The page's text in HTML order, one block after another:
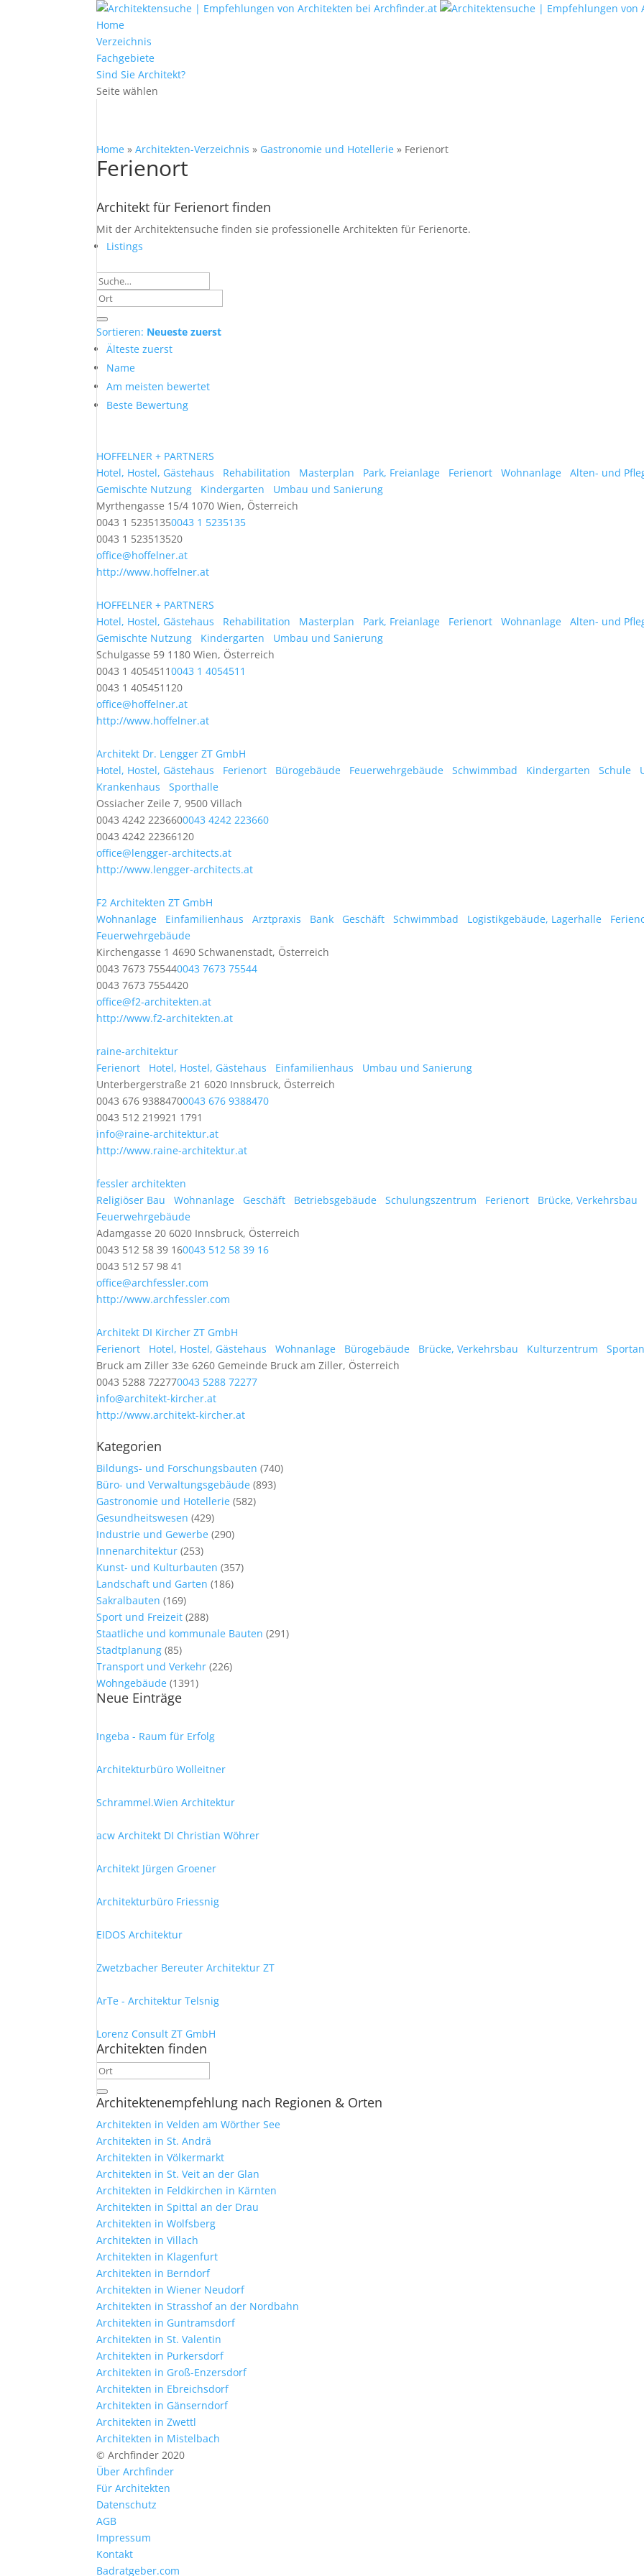
Home
Verzeichnis
Fachgebiete
Sind Sie Architekt?
Seite wählen
Home »Architekten-Verzeichnis » Gastronomie und Hotellerie » Ferienort
Ferienort
Architekt für Ferienort finden
Mit der Architektensuche finden sie professionelle Architekten für Ferienorte.
Listings
Sortieren: Neueste zuerst
Älteste zuerst
Name
Am meisten bewertet
Beste Bewertung
HOFFELNER + PARTNERS
Hotel, Hostel, Gästehaus
Rehabilitation Masterplan Park, Freianlage Ferienort Wohnanlage
Alten- und
Gemischte Nutzung
Kindergarten
Umbau und Sanierung
Myrthengasse 15/4 1070 Wien, Österreich
0043 1 52351350043 1 5235135
0043 1 523513520
office@hoffelner.at
http://www.hoffelner.at
HOFFELNER + PARTNERS
Hotel, Hostel, Gästehaus
Rehabilitation Masterplan Park, Freianlage Ferienort Wohnanlage
Alten- und
Gemischte Nutzung
Kindergarten
Umbau und Sanierung
Schulgasse 59 1180 Wien, Österreich
0043 1 40545110043 1 4054511
0043 1 405451120
office@hoffelner.at
http://www.hoffelner.at
Architekt Dr. Lengger ZT GmbH
Hotel, Hostel, Gästehaus
Ferienort Bürogebäude Feuerwehrgebäude Schwimmbad Kindergarten Schule
Krankenhaus
Sporthalle
Ossiacher Zeile 7, 9500 Villach
0043 4242 2236600043 4242 223660
0043 4242 22366120
office@lengger-architects.at
http://www.lengger-architects.at
F2 Architekten ZT GmbH
Wohnanlage
Einfamilienhaus Arztpraxis Bank Geschäft Schwimmbad Logistikgebäude, Lagerhalle
Feuerwehrgebäude
Kirchengasse 1 4690 Schwanenstadt, Österreich
0043 7673 755440043 7673 75544
0043 7673 7554420
office@f2-architekten.at
http://www.f2-architekten.at
raine-architektur
Ferienort
Hotel, Hostel, Gästehaus Einfamilienhaus
Umbau und Sanierung
Unterbergerstraße 21 6020 Innsbruck, Österreich
0043 676 93884700043 676 9388470
0043 512 219921 1791
info@raine-architektur.at
http://www.raine-architektur.at
fessler architekten
Religiöser Bau
Wohnanlage Geschäft Betriebsgebäude Schulungszentrum Ferienort
Brücke, Verkehrsbau
Feuerwehrgebäude
Adamgasse 20 6020 Innsbruck, Österreich
0043 512 58 39 160043 512 58 39 16
0043 512 57 98 41
office@archfessler.com
http://www.archfessler.com
Architekt DI Kircher ZT GmbH
Ferienort
Hotel, Hostel, Gästehaus Wohnanlage Bürogebäude Brücke, Verkehrsbau Kulturzentrum
Bruck am Ziller 33e 6260 Gemeinde Bruck am Ziller, Österreich
0043 5288 722770043 5288 72277
info@architekt-kircher.at
http://www.architekt-kircher.at
Kategorien
Bildungs- und Forschungsbauten (740)
Büro- und Verwaltungsgebäude (893)
Gastronomie und Hotellerie (582)
Gesundheitswesen (429)
Industrie und Gewerbe (290)
Innenarchitektur (253)
Kunst- und Kulturbauten (357)
Landschaft und Garten (186)
Sakralbauten (169)
Sport und Freizeit (288)
Staatliche und kommunale Bauten (291)
Stadtplanung (85)
Transport und Verkehr (226)
Wohngebäude (1391)
Neue Einträge
Ingeba - Raum für Erfolg
Architekturbüro Wolleitner
Schrammel.Wien Architektur
acw Architekt DI Christian Wöhrer
Architekt Jürgen Groener
Architekturbüro Friessnig
EIDOS Architektur
Zwetzbacher Bereuter Architektur ZT
ArTe - Architektur Telsnig
Lorenz Consult ZT GmbH
Architekten finden
Architektenempfehlung nach Regionen & Orten
Architekten in Velden am Wörther See
Architekten in St. Andrä
Architekten in Völkermarkt
Architekten in St. Veit an der Glan
Architekten in Feldkirchen in Kärnten
Architekten in Spittal an der Drau
Architekten in Wolfsberg
Architekten in Villach
Architekten in Klagenfurt
Architekten in Berndorf
Architekten in Wiener Neudorf
Architekten in Strasshof an der Nordbahn
Architekten in Guntramsdorf
Architekten in St. Valentin
Architekten in Purkersdorf
Architekten in Groß-Enzersdorf
Architekten in Ebreichsdorf
Architekten in Gänserndorf
Architekten in Zwettl
Architekten in Mistelbach
© Archfinder 2020
Über Archfinder
Für Architekten
Datenschutz
AGB
Impressum
Kontakt
Badratgeber.com